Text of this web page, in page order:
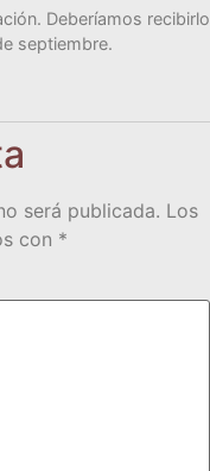
Debe­ría­mos reci­bir­lo
septiembre.
será publicada. Los
con *